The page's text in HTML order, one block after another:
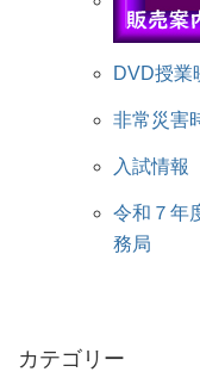
DVD授業
非常災害
入試情報
令和７年
務局
カテゴリー